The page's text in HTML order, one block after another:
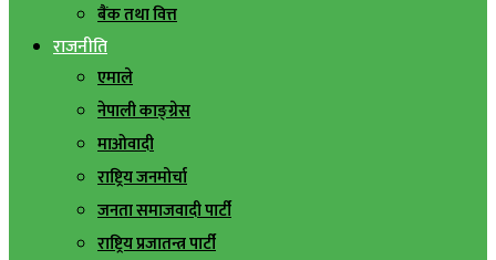
बैंक तथा वित्त
राजनीति
एमाले
नेपाली काङ्ग्रेस
माओवादी
राष्ट्रिय जनमोर्चा
जनता समाजवादी पार्टी
राष्ट्रिय प्रजातन्त्र पार्टी